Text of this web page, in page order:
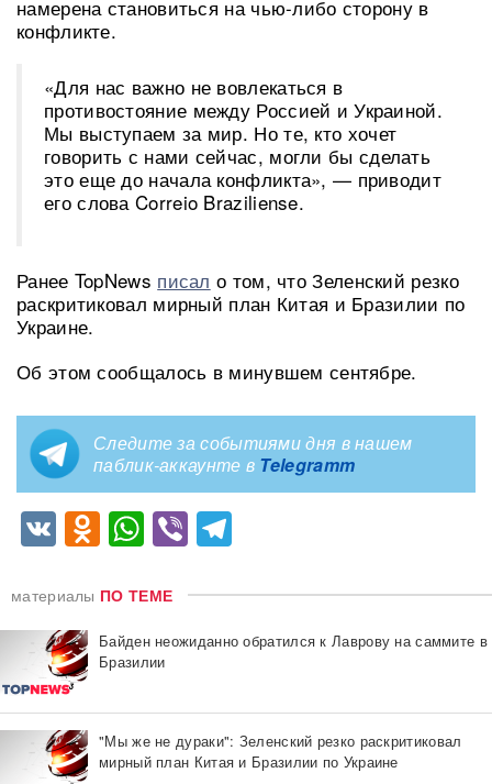
намерена становиться на чью-либо сторону в
конфликте.
«Для нас важно не вовлекаться в
противостояние между Россией и Украиной.
Мы выступаем за мир. Но те, кто хочет
говорить с нами сейчас, могли бы сделать
это еще до начала конфликта», — приводит
его слова Correio Braziliense.
Ранее TopNews писал о том, что Зеленский резко
раскритиковал мирный план Китая и Бразилии по
Украине.
Об этом сообщалось в минувшем сентябре.
Следите за событиями дня в нашем
паблик-аккаунте в Telegramm
VKOdnoklassniki
WhatsApp
Viber
материалы ПО ТЕМЕ
Байден неожиданно обратился к Лаврову на саммите в
Бразилии
"Мы же не дураки": Зеленский резко раскритиковал
мирный план Китая и Бразилии по Украине